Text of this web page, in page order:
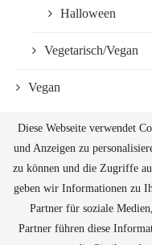
Halloween
Vegetarisch/Vegan
Vegan
Diese Webseite verwendet
und Anzeigen zu
zu können und die Zugriffe
geben wir Informationen zu
Partner für soziale
Partner führen diese